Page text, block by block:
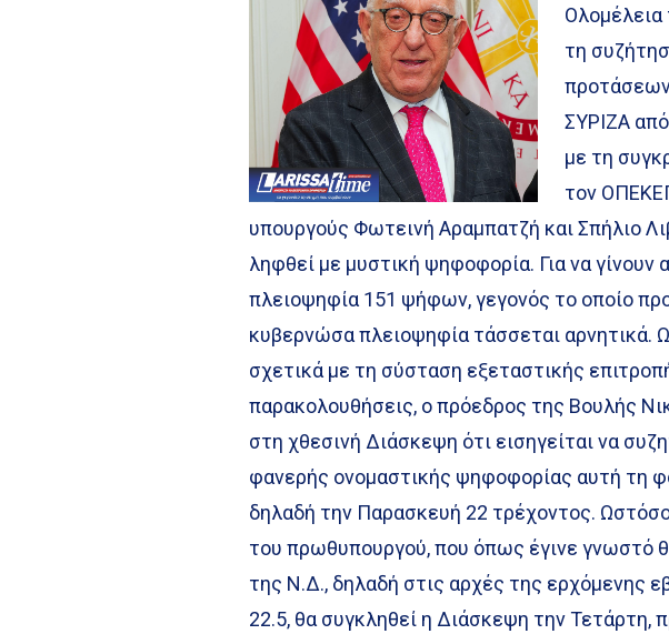
Ολομέλεια
τη
ΣΥΡΙΖΑ
με τη
τον
υπουργούς Φωτεινή Αραμπατζή και Σπήλιο
ληφθεί με μυστική ψηφοφορία. Για να γίνουν
πλειοψηφία 151 ψήφων, γεγονός το οποίο
κυβερνώσα πλειοψηφία τάσσεται
σχετικά με τη σύσταση εξεταστικής
παρακολουθήσεις, ο πρόεδρος της Βουλής
στη χθεσινή Διάσκεψη ότι εισηγείται να
φανερής ονομαστικής ψηφοφορίας αυτή τη
δηλαδή την Παρασκευή 22 τρέχοντος.
του πρωθυπουργού, που όπως έγινε γνωστό
της Ν.Δ., δηλαδή στις αρχές της ερχόμενης
22.5, θα συγκληθεί η Διάσκεψη την Τετάρτη,